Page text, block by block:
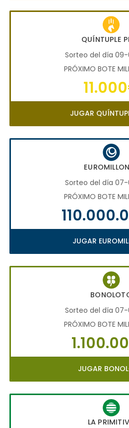
QUÍNTUPLE
Sorteo del día
PRÓXIMO BOTE
JUGAR
Sorteo del día
PRÓXIMO BOTE
JUGAR
Sorteo del día
PRÓXIMO BOTE
JUGAR
LA